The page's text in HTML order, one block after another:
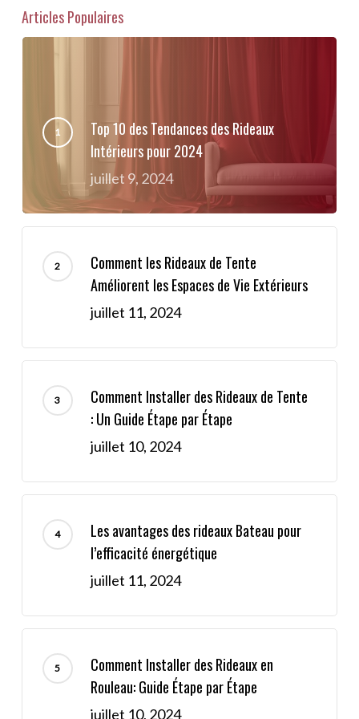
Articles Populaires
Top 10 des Tendances des Rideaux
Intérieurs pour 2024
juillet 9, 2024
Comment les Rideaux de Tente
Améliorent les Espaces de Vie Extérieurs
juillet 11, 2024
Comment Installer des Rideaux de Tente
: Un Guide Étape par Étape
juillet 10, 2024
Les avantages des rideaux Bateau pour
l’efficacité énergétique
juillet 11, 2024
Comment Installer des Rideaux en
Rouleau: Guide Étape par Étape
juillet 10, 2024